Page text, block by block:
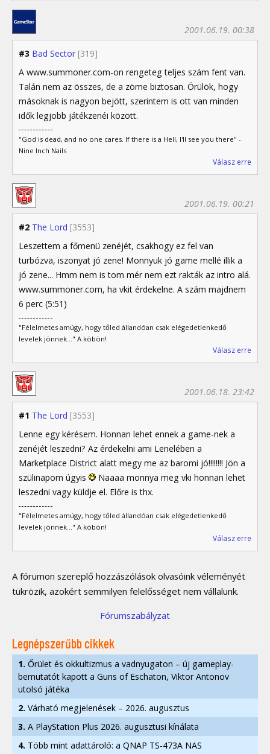
#3 Bad Sector [319]
2001.06.19. 00:38
A www.summoner.com-on rengeteg teljes szám fent van.
Talán nem az összes, de a zöme biztosan. Örülök, hogy
másoknak is nagyon bejött, szerintem is ott van minden
idők legjobb játékzenéi között.
"God is dead, and no one cares. If there is a Hell, I'll see you there" -
Nine Inch Nails
Válasz erre
#2 The Lord [3553]
2001.06.19. 00:21
Leszettem a főmenü zenéjét, csakhogy ez fel van
turbózva, iszonyat jó zene! Monnyuk jó game mellé illik a
jó zene... Hmm nem is tom mér nem ezt rakták az intro alá.
www.summoner.com, ha vkit érdekelne. A szám majdnem
6 perc (5:51)
"Félelmetes amúgy, hogy tőled állandóan csak elégedetlenkedő
levelek jönnek..." A köbön!
Válasz erre
#1 The Lord [3553]
2001.06.18. 23:42
Lenne egy kérésem. Honnan lehet ennek a game-nek a
zenéjét leszedni? Az érdekelni ami Lenelében a
Marketplace District alatt megy me az baromi jó!!!!!!!! Jön a
szülinapom úgyis
Naaaa monnya meg vki honnan lehet
leszedni vagy küldje el. Előre is thx.
"Félelmetes amúgy, hogy tőled állandóan csak elégedetlenkedő
levelek jönnek..." A köbön!
Válasz erre
A fórumon szereplő hozzászólások olvasóink véleményét
tükrözik, azokért semmilyen felelősséget nem vállalunk.
Fórumszabályzat
Legnépszerűbb cikkek
1. Őrület és okkultizmus a vadnyugaton – új gameplay-
bemutatót kapott a Guns of Eschaton, Viktor Antonov
utolsó játéka
2. Várható megjelenések – 2026. augusztus
3. A PlayStation Plus 2026. augusztusi kínálata
4. Több mint adattároló: a QNAP TS-473A NAS